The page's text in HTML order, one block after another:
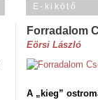
E-kikötő
Forradalom
Eörsi László
A „kieg”